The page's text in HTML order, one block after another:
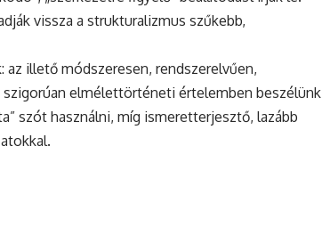
vissza a strukturalizmus szűkebb,
illető módszeresen, rendszerelvűen,
elmélettörténeti értelemben beszélünk
szót használni, míg ismeretterjesztő, lazább